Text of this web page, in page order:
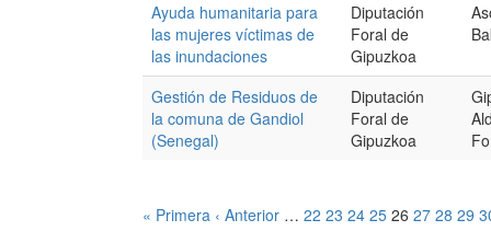
Ayuda humanitaria para
las mujeres víctimas de
las inundaciones
Diputación
Foral de
Gipuzkoa
Gestión de Residuos de
la comuna de Gandiol
(Senegal)
Diputación
Foral de
Gipuzkoa
« Primera ‹ Anterior … 22 23 24 25 26 27 28 29